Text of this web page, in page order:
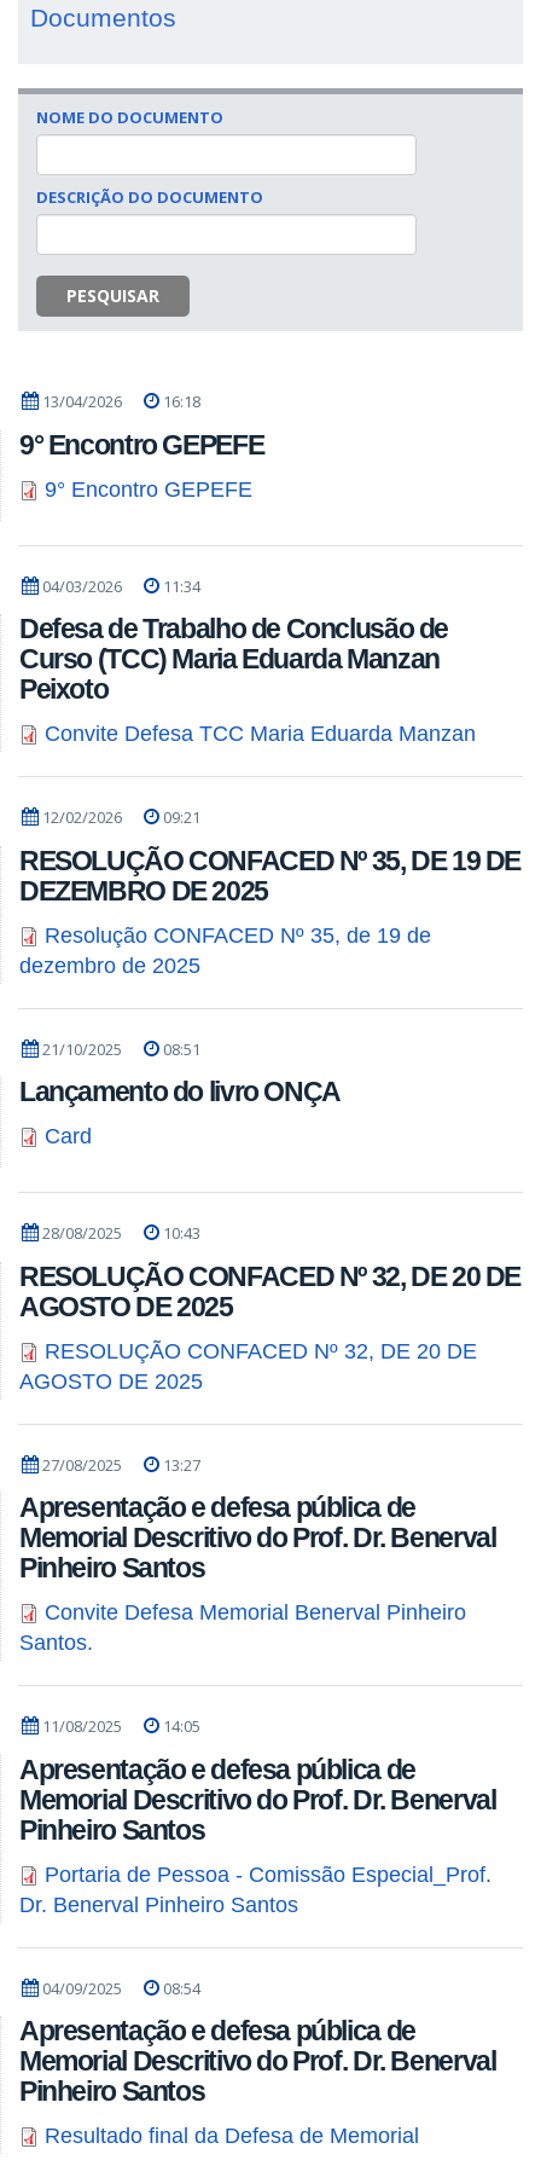
Documentos
NOME DO DOCUMENTO
DESCRIÇÃO DO DOCUMENTO
PESQUISAR
13/04/2026 16:18
9° Encontro GEPEFE
9° Encontro GEPEFE
04/03/2026 11:34
Defesa de Trabalho de Conclusão de
Curso (TCC) Maria Eduarda Manzan
Peixoto
Convite Defesa TCC Maria Eduarda Manzan
12/02/2026 09:21
RESOLUÇÃO CONFACED Nº 35, DE 19 DE
DEZEMBRO DE 2025
Resolução CONFACED Nº 35, de 19 de
dezembro de 2025
21/10/2025 08:51
Lançamento do livro ONÇA
Card
28/08/2025 10:43
RESOLUÇÃO CONFACED Nº 32, DE 20 DE
AGOSTO DE 2025
RESOLUÇÃO CONFACED Nº 32, DE 20 DE
AGOSTO DE 2025
27/08/2025 13:27
Apresentação e defesa pública de
Memorial Descritivo do Prof. Dr. Benerval
Pinheiro Santos
Convite Defesa Memorial Benerval Pinheiro
Santos.
11/08/2025 14:05
Apresentação e defesa pública de
Memorial Descritivo do Prof. Dr. Benerval
Pinheiro Santos
Portaria de Pessoa - Comissão Especial_Prof.
Dr. Benerval Pinheiro Santos
04/09/2025 08:54
Apresentação e defesa pública de
Memorial Descritivo do Prof. Dr. Benerval
Pinheiro Santos
Resultado final da Defesa de Memorial